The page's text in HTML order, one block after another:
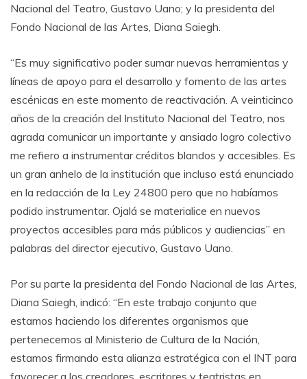
Nacional del Teatro, Gustavo Uano; y la presidenta del
Fondo Nacional de las Artes, Diana Saiegh.
“Es muy significativo poder sumar nuevas herramientas y
líneas de apoyo para el desarrollo y fomento de las artes
escénicas en este momento de reactivación. A veinticinco
años de la creación del Instituto Nacional del Teatro, nos
agrada comunicar un importante y ansiado logro colectivo
me refiero a instrumentar créditos blandos y accesibles. Es
un gran anhelo de la institución que incluso está enunciado
en la redacción de la Ley 24800 pero que no habíamos
podido instrumentar. Ojalá se materialice en nuevos
proyectos accesibles para más públicos y audiencias” en
palabras del director ejecutivo, Gustavo Uano.
Por su parte la presidenta del Fondo Nacional de las Artes,
Diana Saiegh, indicó: “En este trabajo conjunto que
estamos haciendo los diferentes organismos que
pertenecemos al Ministerio de Cultura de la Nación,
estamos firmando esta alianza estratégica con el INT para
favorecer a los creadores, escritores y teatristas en